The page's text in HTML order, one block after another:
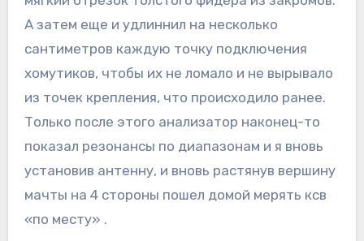
А затем еще и удлиннил на несколько
сантиметров каждую точку подключения
хомутиков, чтобы их не ломало и не вырывало
из точек крепления, что происходило ранее.
Только после этого анализатор наконец-то
показал резонансы по диапазонам и я вновь
установив антенну, и вновь растянув вершину
мачты на 4 стороны пошел домой мерять ксв
«по месту» .